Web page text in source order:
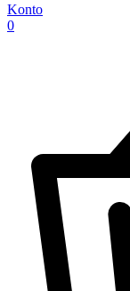
Konto
0